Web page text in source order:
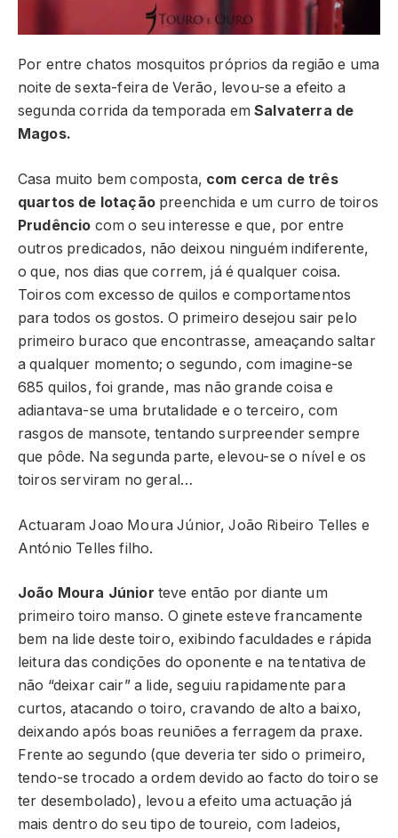
Por entre chatos mosquitos próprios da região e uma
noite de sexta-feira de Verão, levou-se a efeito a
segunda corrida da temporada emSalvaterra de
Magos.
Casa muito bem composta, com cerca de três
quartos de lotação preenchida e um curro de toiros
Prudêncio com o seu interesse e que, por entre
outros predicados, não deixou ninguém indiferente,
o que, nos dias que correm, já é qualquer coisa.
Toiros com excesso de quilos e comportamentos
para todos os gostos. O primeiro desejou sair pelo
primeiro buraco que encontrasse, ameaçando saltar
a qualquer momento; o segundo, com imagine-se
685 quilos, foi grande, mas não grande coisa e
adiantava-se uma brutalidade e o terceiro, com
rasgos de mansote, tentando surpreender sempre
que pôde. Na segunda parte, elevou-se o nível e os
toiros serviram no geral…
Actuaram Joao Moura Júnior, João Ribeiro Telles e
António Telles filho.
João Moura Júnior teve então por diante um
primeiro toiro manso. O ginete esteve francamente
bem na lide deste toiro, exibindo faculdades e rápida
leitura das condições do oponente e na tentativa de
não “deixar cair” a lide, seguiu rapidamente para
curtos, atacando o toiro, cravando de alto a baixo,
deixando após boas reuniões a ferragem da praxe.
Frente ao segundo (que deveria ter sido o primeiro,
tendo-se trocado a ordem devido ao facto do toiro se
ter desembolado), levou a efeito uma actuação já
mais dentro do seu tipo de toureio, com ladeios,